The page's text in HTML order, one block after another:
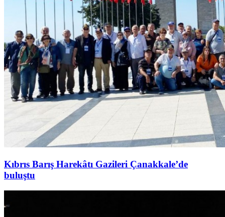
Kıbrıs Barış Harekâtı Gazileri Çanakkale’de
buluştu